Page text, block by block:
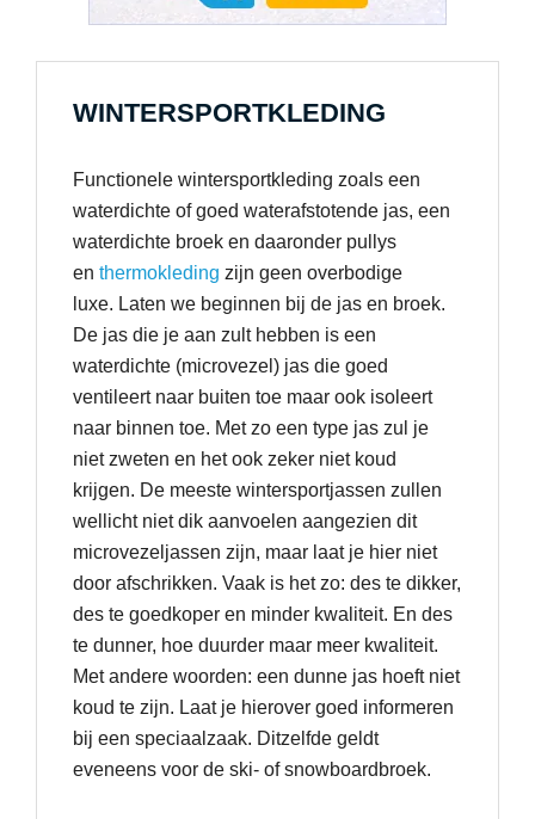
WINTERSPORTKLEDING
Functionele wintersportkleding zoals een
waterdichte of goed waterafstotende jas, een
waterdichte broek en daaronder pullys
en thermokleding zijn geen overbodige
luxe. Laten we beginnen bij de jas en broek.
De jas die je aan zult hebben is een
waterdichte (microvezel) jas die goed
ventileert naar buiten toe maar ook isoleert
naar binnen toe. Met zo een type jas zul je
niet zweten en het ook zeker niet koud
krijgen. De meeste wintersportjassen zullen
wellicht niet dik aanvoelen aangezien dit
microvezeljassen zijn, maar laat je hier niet
door afschrikken. Vaak is het zo: des te dikker,
des te goedkoper en minder kwaliteit. En des
te dunner, hoe duurder maar meer kwaliteit.
Met andere woorden: een dunne jas hoeft niet
koud te zijn. Laat je hierover goed informeren
bij een speciaalzaak. Ditzelfde geldt
eveneens voor de ski- of snowboardbroek.